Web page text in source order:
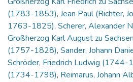
(1783-1853), Jean Paul (Richter,
1763-1825), Scherer, Alexander
Großherzog Karl August zu
(1757-1828), Sander, Johann
Schröder, Friedrich Ludwig (1744-
(1734-1798), Reimarus, Johann